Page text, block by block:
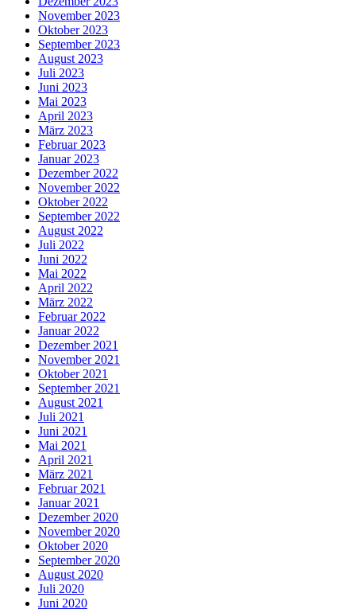
November 2023
Oktober 2023
September 2023
August 2023
Juli 2023
Juni 2023
Mai 2023
April 2023
März 2023
Februar 2023
Januar 2023
Dezember 2022
November 2022
Oktober 2022
September 2022
August 2022
Juli 2022
Juni 2022
Mai 2022
April 2022
März 2022
Februar 2022
Januar 2022
Dezember 2021
November 2021
Oktober 2021
September 2021
August 2021
Juli 2021
Juni 2021
Mai 2021
April 2021
März 2021
Februar 2021
Januar 2021
Dezember 2020
November 2020
Oktober 2020
September 2020
August 2020
Juli 2020
Juni 2020